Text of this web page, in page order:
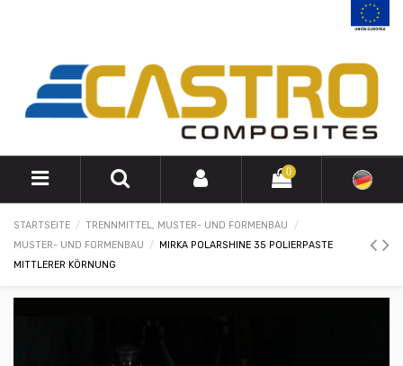
0
STARTSEITE
TRENNMITTEL, MUSTER- UND FORMENBAU
MUSTER- UND FORMENBAU
MIRKA POLARSHINE 35 POLIERPASTE
MITTLERER KÖRNUNG